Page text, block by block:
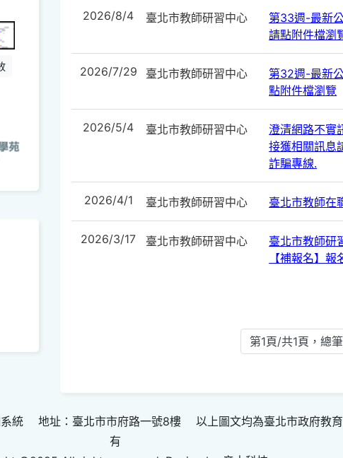
2026/8/4 臺北市教師研習中心
第33週-最新
請點附件檔瀏
2026/7/29 臺北市教師研習中心
第32週-最新
點附件檔瀏覽
2026/5/4 臺北市教師研習中心
澄清網路不實
接獲相關訊息
詐騙專線.
2026/4/1 臺北市教師研習中心 臺北市教師在
2026/3/17 臺北市教師研習中心
臺北市教師研
【補報名】報
第1頁/共1頁，總
系統 地址：臺北市市府路一號8樓 以上圖文均為臺北市政府教
有